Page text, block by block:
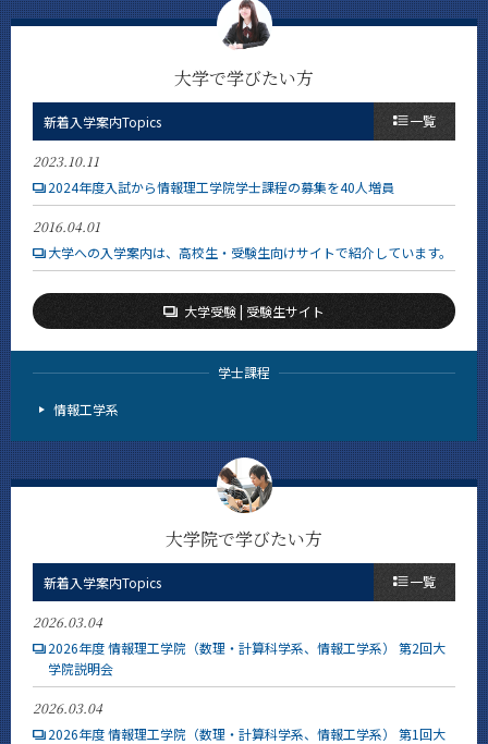
大学で学びたい方
新着入学案内Topics 一覧
2023.10.11
2024年度入試から情報理工学院学士課程の募集を40人増員
2016.04.01
大学への入学案内は、高校生・受験生向けサイトで紹介しています。
大学受験 | 受験生サイト
学士課程
情報工学系
大学院で学びたい方
新着入学案内Topics 一覧
2026.03.04
2026年度 情報理工学院（数理・計算科学系、情報工学系） 第2回大
学院説明会
2026.03.04
2026年度 情報理工学院（数理・計算科学系、情報工学系） 第1回大